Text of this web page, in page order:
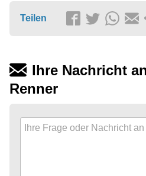
Teilen
Ihre Nachricht
Renner